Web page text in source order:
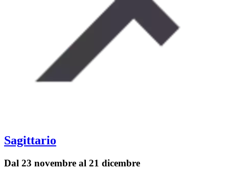
Sagittario
Dal 23 novembre al 21 dicembre